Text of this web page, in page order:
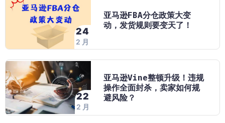
24
2 月
亚马逊FBA分仓政策大变
动，发货规则要变天了！
22
2 月
亚马逊Vine整顿升级！违规
操作全面封杀，卖家如何规
避风险？